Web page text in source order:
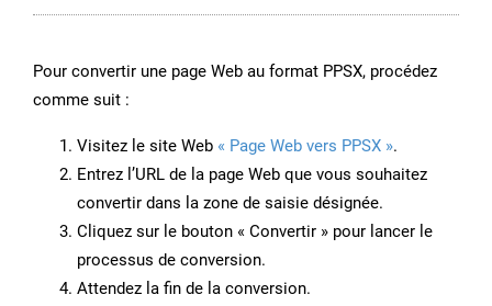
Pour convertir une page Web au format PPSX, procédez
comme suit :
Visitez le site Web « Page Web vers PPSX ».
Entrez l’URL de la page Web que vous souhaitez
convertir dans la zone de saisie désignée.
Cliquez sur le bouton « Convertir » pour lancer le
processus de conversion.
Attendez la fin de la conversion.